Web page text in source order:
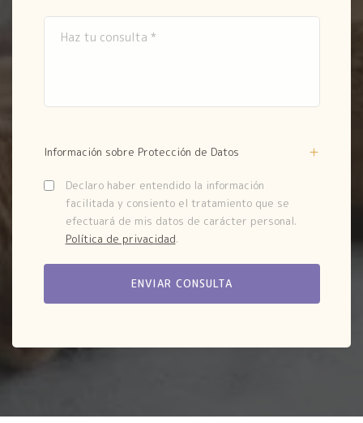
Información sobre Protección de Datos
Declaro haber entendido la información
facilitada y consiento el tratamiento que se
efectuará de mis datos de carácter personal.
Política de privacidad.